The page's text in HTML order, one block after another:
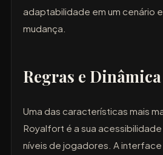
adaptabilidade em um cenário
mudança.
Regras e Dinâmica
Uma das características mais
Royalfort é a sua
níveis de jogadores. A